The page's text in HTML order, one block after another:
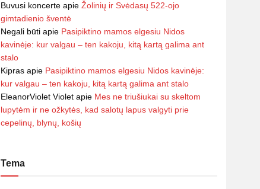
Buvusi koncerte apie Žolinių ir Svėdasų 522-ojo
gimtadienio šventė
Negali būti apie Pasipiktino mamos elgesiu Nidos
kavinėje: kur valgau – ten kakoju, kitą kartą galima ant
stalo
Kipras apie Pasipiktino mamos elgesiu Nidos kavinėje:
kur valgau – ten kakoju, kitą kartą galima ant stalo
EleanorViolet Violet apie Mes ne triušiukai su skeltom
lupytėm ir ne ožkytės, kad salotų lapus valgyti prie
cepelinų, blynų, košių
Tema